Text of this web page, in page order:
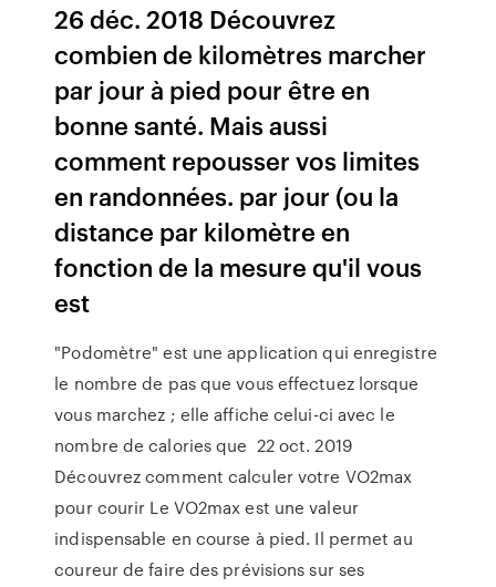
26 déc. 2018 Découvrez
combien de kilomètres marcher
par jour à pied pour être en
bonne santé. Mais aussi
comment repousser vos limites
en randonnées. par jour (ou la
distance par kilomètre en
fonction de la mesure qu'il vous
est
"Podomètre" est une application qui enregistre
le nombre de pas que vous effectuez lorsque
vous marchez ; elle affiche celui-ci avec le
nombre de calories que 22 oct. 2019
Découvrez comment calculer votre VO2max
pour courir Le VO2max est une valeur
indispensable en course à pied. Il permet au
coureur de faire des prévisions sur ses